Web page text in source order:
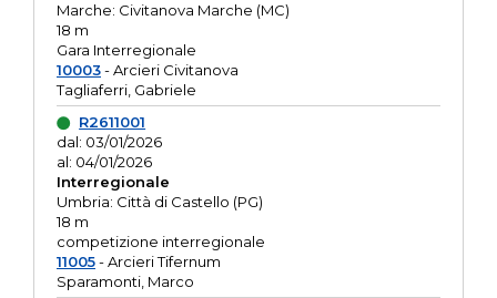
Marche: Civitanova Marche (MC)
18 m
Gara Interregionale
10003- Arcieri Civitanova
Tagliaferri, Gabriele
R2611001
dal: 03/01/2026
al: 04/01/2026
Interregionale
Umbria: Città di Castello (PG)
18 m
competizione interregionale
11005- Arcieri Tifernum
Sparamonti, Marco